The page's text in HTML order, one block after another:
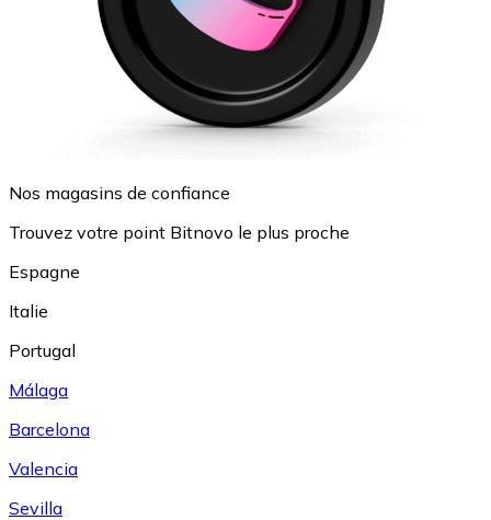
Nos magasins de confiance
Trouvez votre point Bitnovo le plus proche
Espagne
Italie
Portugal
Málaga
Barcelona
Valencia
Sevilla